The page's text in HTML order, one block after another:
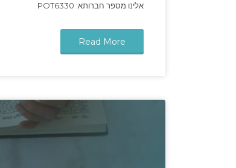
אלינו מספר חברותא: POT6330
Read More